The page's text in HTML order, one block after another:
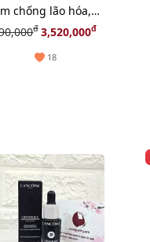
chống lão hóa,
hồi nuôi dưỡng
đ3,520,000đ
18